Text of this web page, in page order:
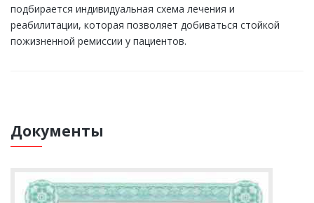
подбирается индивидуальная схема лечения и
реабилитации, которая позволяет добиваться стойкой
пожизненной ремиссии у пациентов.
Документы